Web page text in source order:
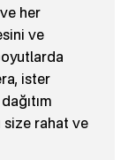
her
ve
ister
size rahat ve